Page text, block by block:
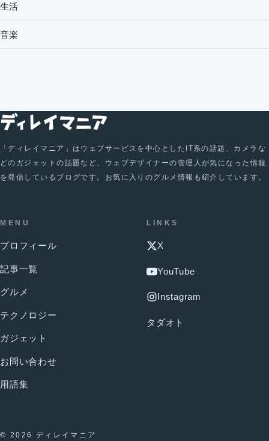
生活
音楽
「ディレイマニア」はウェブサービスを中心としたIT系の話題、カメラな
どのガジェットの話題など、ウェブデザイナーの管理人が気になった情報
を発信しているブログです。お気に入りのグルメ情報も紹介しています。
MENU
プロフィール
記事一覧
グルメ
テクノロジー
ガジェット
お問い合わせ
用語集
LINKS
X
YouTube
Instagram
タダオト
© 2026 ディレイマニア